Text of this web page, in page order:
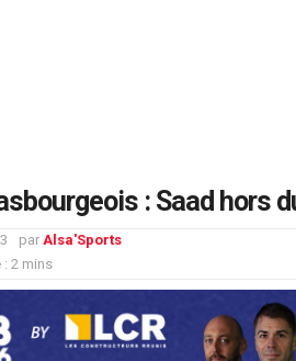
: Saad hors
par Alsa'Sports
: 2 mins